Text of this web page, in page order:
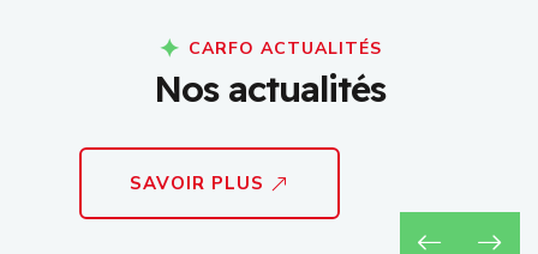
CARFO ACTUALITÉS
Nos actualités
SAVOIR PLUS